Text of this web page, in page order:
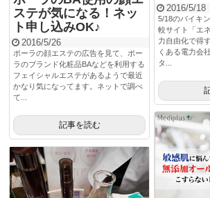
ステが気になる！ネッ
ト申し込みOK♪
2016/5/26
ポーラの顔エステの広告を見て、ポー
ラのブランド化粧品BAなどを利用する
フェイシャルエステがあるようで最近
かなり気になってます。ネットで調べ
て...
記事を読む
2016/5/18
5/18のバイキ
較サイト「エ
力自由化で得
くある電力会
タ...